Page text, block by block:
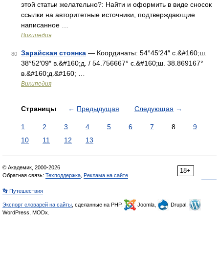
этой статьи желательно?: Найти и оформить в виде сносок
ссылки на авторитетные источники, подтверждающие
написанное …
Википедия
80 Зарайская стоянка — Координаты: 54°45′24″ с.&#160;ш.
38°52′09″ в.&#160;д. / 54.756667° с.&#160;ш. 38.869167°
в.&#160;д.&#160; …
Википедия
Страницы ← Предыдущая Следующая →
1 2 3 4 5 6 7 8
9
10
11 12 13
18+
© Академик, 2000-2026
Обратная связь: Техподдержка Реклама на сайте
👣 Путешествия
Экспорт словарей на сайты , сделанные на PHP, Joomla,
Drupal,
WordPress, MODx.